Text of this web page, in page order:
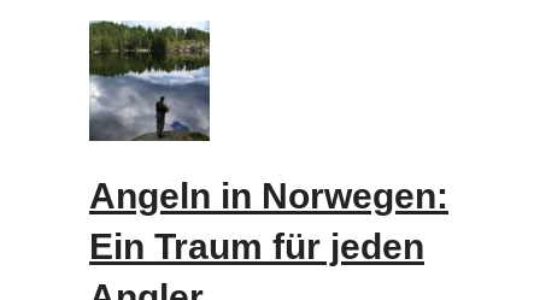
Angeln in Norwegen:
Ein Traum für jeden